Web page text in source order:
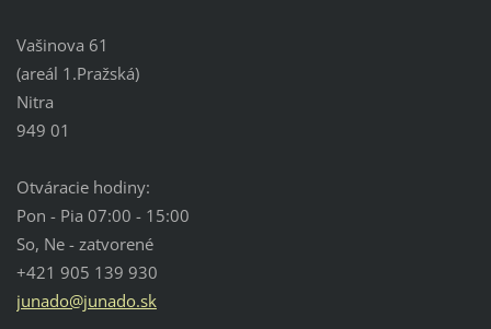
Vašinova 61
(areál 1.Pražská)
Nitra
949 01
Otváracie hodiny:
Pon - Pia 07:00 - 15:00
So, Ne - zatvorené
+421 905 139 930
junado@junado.sk